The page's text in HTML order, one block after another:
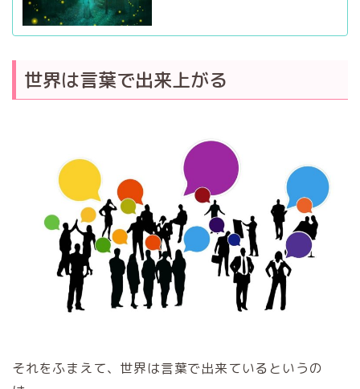
世界は言葉で出来上がる
それをふまえて、世界は言葉で出来ているというの